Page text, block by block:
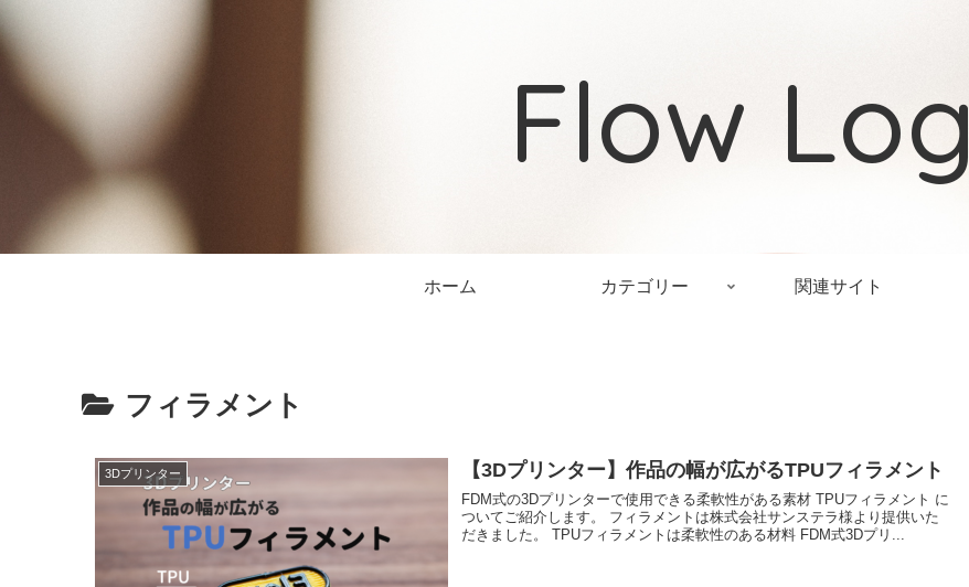
Flow Log
ホーム カテゴリー 関連サイト
フィラメント
3Dプリンター 【3Dプリンター】作品の幅が広がるTPUフィラメント
FDM式の3Dプリンターで使用できる柔軟性がある素材 TPUフィラメント に
ついてご紹介します。 フィラメントは株式会社サンステラ様より提供いた
だきました。 TPUフィラメントは柔軟性のある材料 FDM式3Dプリ...